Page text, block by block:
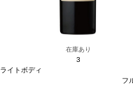
在庫あり
3
ライトボディ
フ